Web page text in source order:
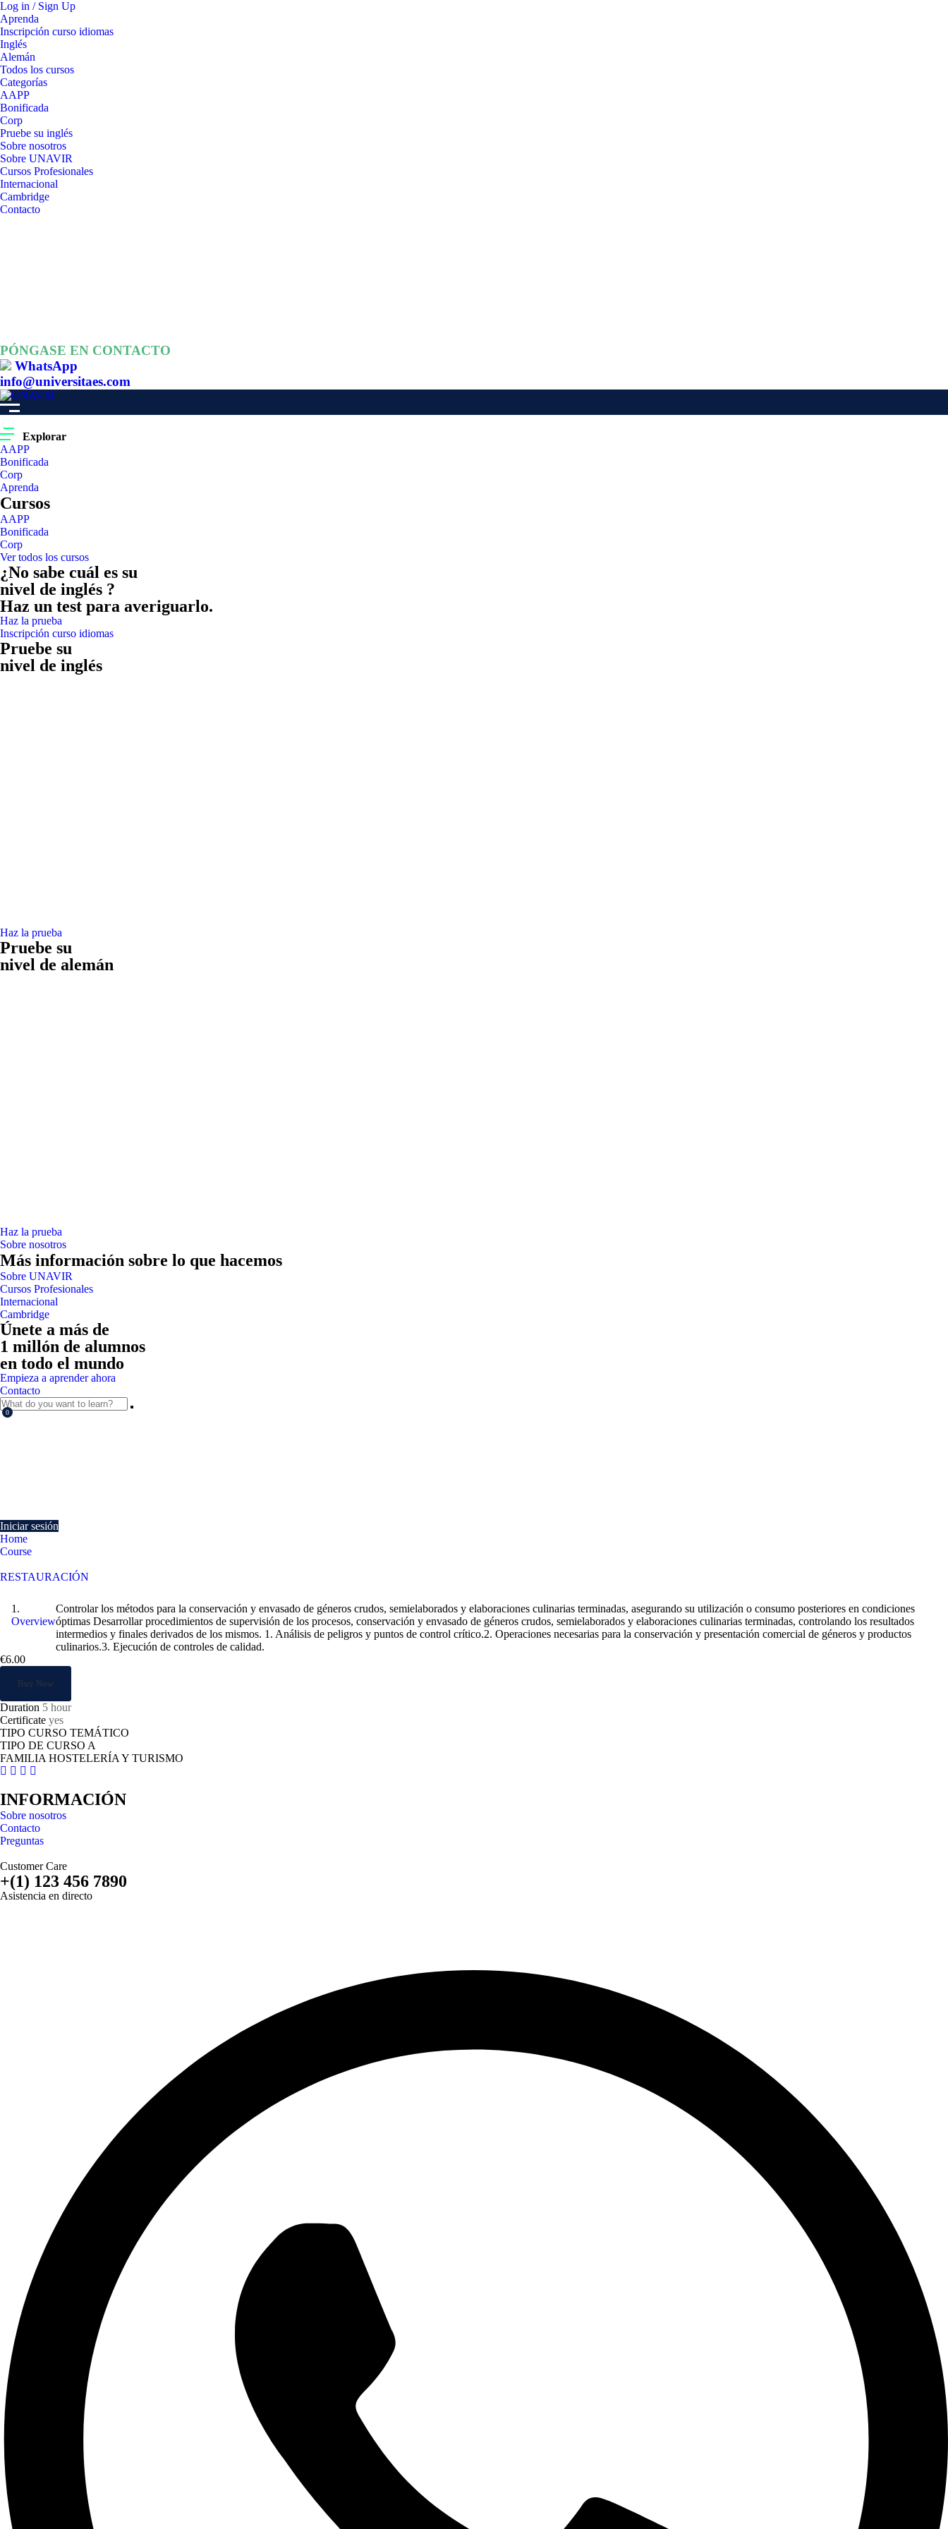
Log in / Sign Up
Aprenda
Inscripción curso idiomas
Inglés
Alemán
Todos los cursos
Categorías
AAPP
Bonificada
Corp
Pruebe su inglés
Sobre nosotros
Sobre UNAVIR
Cursos Profesionales
Internacional
Cambridge
Contacto
PÓNGASE EN CONTACTO
WhatsApp
info@universitaes.com
Explorar
AAPP
Bonificada
Corp
Aprenda
Cursos
AAPP
Bonificada
Corp
Ver todos los cursos
¿No sabe cuál es su
nivel de inglés ?
Haz un test para averiguarlo.
Haz la prueba
Inscripción curso idiomas
Pruebe su
nivel de inglés
Haz la prueba
Pruebe su
nivel de alemán
Haz la prueba
Sobre nosotros
Más información sobre lo que hacemos
Sobre UNAVIR
Cursos Profesionales
Internacional
Cambridge
Únete a más de
1 millón de alumnos
en todo el mundo
Empieza a aprender ahora
Contacto
0
Iniciar sesión
Home
Course
RESTAURACIÓN
Overview
Controlar los métodos para la conservación y envasado de géneros crudos, semielaborados y elaboraciones culinarias terminadas, asegurando su utilización o consumo posteriores en condiciones
óptimas Desarrollar procedimientos de supervisión de los procesos, conservación y envasado de géneros crudos, semielaborados y elaboraciones culinarias terminadas, controlando los resultados
intermedios y finales derivados de los mismos. 1. Análisis de peligros y puntos de control crítico.2. Operaciones necesarias para la conservación y presentación comercial de géneros y productos
culinarios.3. Ejecución de controles de calidad.
€6.00
Buy Now
Duration 5 hour
Certificate yes
TIPO CURSO TEMÁTICO
TIPO DE CURSO A
FAMILIA HOSTELERÍA Y TURISMO
INFORMACIÓN
Sobre nosotros
Contacto
Preguntas
Customer Care
+(1) 123 456 7890
Asistencia en directo